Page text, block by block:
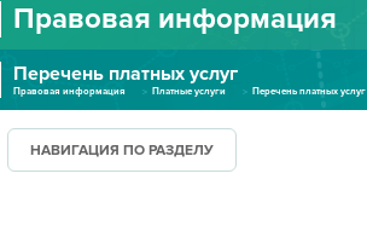
О ЦЕНТРЕ
УСЛУГИ И ЦЕНЫ
ПАЦИЕНТУ
Правовая информация
Перечень платных услуг
Правовая информация Платные услуги Перечень платных услуг
НАВИГАЦИЯ ПО РАЗДЕЛУ